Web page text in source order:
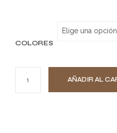
COLORES
AÑADIR AL